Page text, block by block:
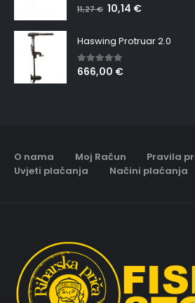
5.00 out of 5
11,27€ 10,14 €
Haswing Protruar 2.0
5.00 out of 5
666,00 €
O nama Moj Račun
Pravila
Uvjeti plaćanja
Načini plaćanja